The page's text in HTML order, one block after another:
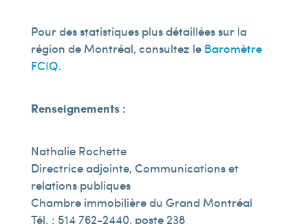
Pour des statistiques plus détaillées sur la
région de Montréal, consultez le Baromètre
FCIQ.
Renseignements :
Nathalie Rochette
Directrice adjointe, Communications et
relations publiques
Chambre immobilière du Grand Montréal
Tél. : 514 762-2440, poste 238